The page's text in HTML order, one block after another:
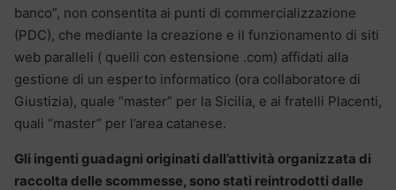
banco”, non consentita ai punti di commercializzazione
(PDC), che mediante la creazione e il funzionamento di siti
web paralleli ( quelli con estensione .com) affidati alla
gestione di un esperto informatico (ora collaboratore di
Giustizia), quale “master” per la Sicilia, e ai fratelli Placenti,
quali “master” per l’area catanese.
Gli ingenti guadagni originati dall’attività organizzata di
raccolta delle scommesse, sono stati reintrodotti dalle